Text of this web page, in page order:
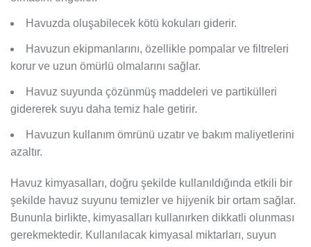
Havuzda oluşabilecek kötü kokuları giderir.
Havuzun ekipmanlarını, özellikle pompalar ve filtreleri
korur ve uzun ömürlü olmalarını sağlar.
Havuz suyunda çözünmüş maddeleri ve partikülleri
gidererek suyu daha temiz hale getirir.
Havuzun kullanım ömrünü uzatır ve bakım maliyetlerini
azaltır.
Havuz kimyasalları, doğru şekilde kullanıldığında etkili bir
şekilde havuz suyunu temizler ve hijyenik bir ortam sağlar.
Bununla birlikte, kimyasalları kullanırken dikkatli olunması
gerekmektedir. Kullanılacak kimyasal miktarları, suyun